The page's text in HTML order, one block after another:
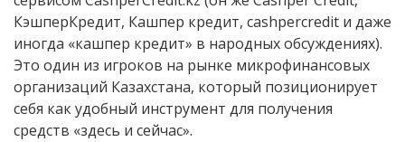
КэшперКредит, Кашпер кредит, cashpercredit и даже
иногда «кашпер кредит» в народных обсуждениях).
Это один из игроков на рынке микрофинансовых
организаций Казахстана, который позиционирует
себя как удобный инструмент для получения
средств «здесь и сейчас».